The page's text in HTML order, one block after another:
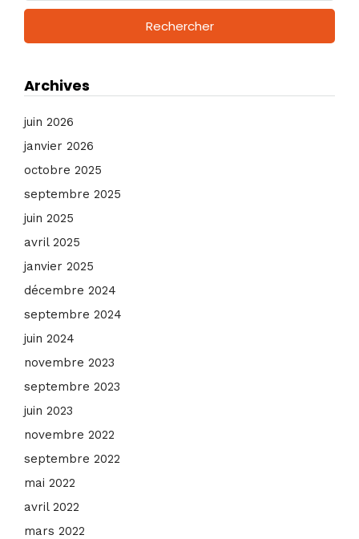
c
e
c
h
e
r
:
Archives
juin 2026
janvier 2026
octobre 2025
septembre 2025
juin 2025
avril 2025
janvier 2025
décembre 2024
septembre 2024
juin 2024
novembre 2023
septembre 2023
juin 2023
novembre 2022
septembre 2022
mai 2022
avril 2022
mars 2022